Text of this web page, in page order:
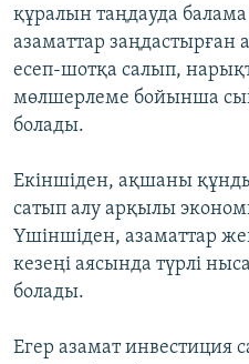
құралын таңдауда
азаматтар
есеп-шотқа салып,
мөлшерлеме бойынша
болады.
Екіншіден, ақшаны
сатып алу арқылы
Үшіншіден, азаматтар
кезеңі аясында түрлі
болады.
Егер азамат инвестиция